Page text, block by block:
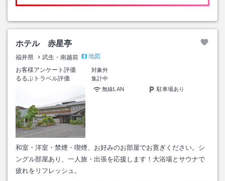
ホテル 赤星亭
福井県 武生・南越前
地図
お客様アンケート評価
対象外
るるぶトラベル評価
集計中
無線LAN
駐車場あり
和室・洋室・禁煙・喫煙、お好みのお部屋でお寛ぎください。シ
ングル部屋あり、一人旅・出張を応援します！大浴場とサウナで
疲れをリフレッシュ。